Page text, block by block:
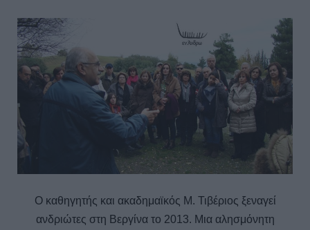
Ο καθηγητής και ακαδημαϊκός Μ. Τιβέριος ξεναγεί
ανδριώτες στη Βεργίνα το 2013. Μια αλησμόνητη